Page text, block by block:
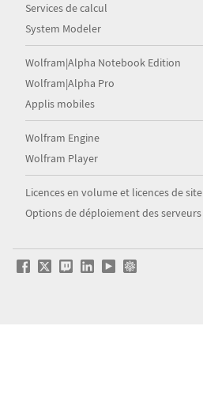
Services de calcul
System Modeler
Wolfram|Alpha Notebook Edition
Wolfram|Alpha Pro
Applis mobiles
Wolfram Engine
Wolfram Player
Licences en volume et licences de site
Options de déploiement des serveurs